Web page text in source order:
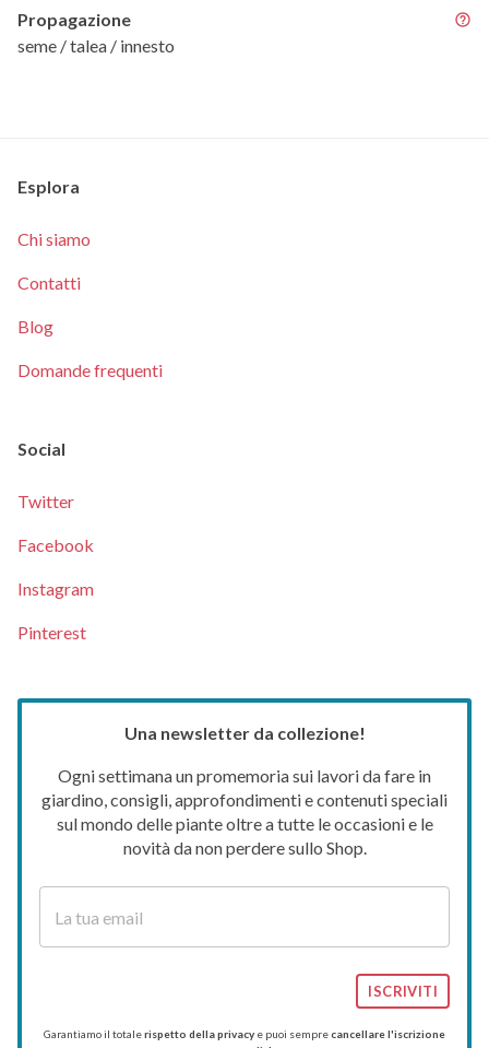
Propagazione
seme / talea / innesto
Esplora
Chi siamo
Contatti
Blog
Domande frequenti
Social
Twitter
Facebook
Instagram
Pinterest
Una newsletter da collezione!
Ogni settimana un promemoria sui lavori da fare in
giardino, consigli, approfondimenti e contenuti speciali
sul mondo delle piante oltre a tutte le occasioni e le
novità da non perdere sullo Shop.
ISCRIVITI
Garantiamo il totalerispetto della privacy e puoi semprecancellare l'iscrizione